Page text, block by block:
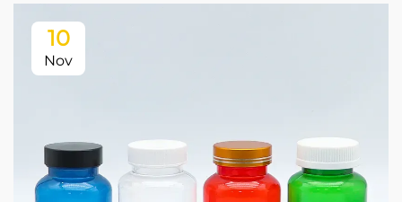
10
Nov